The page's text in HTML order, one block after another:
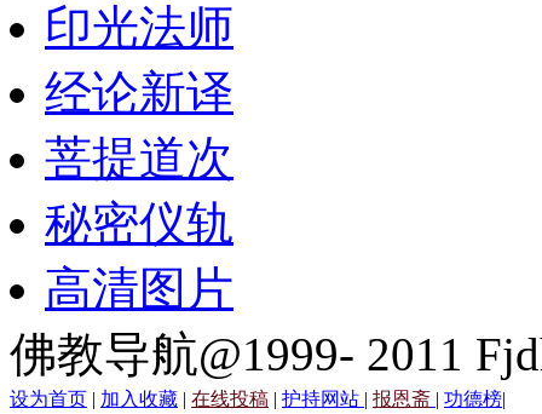
印光法师
经论新译
菩提道次
秘密仪轨
高清图片
佛教导航@1999- 2011
设为首页 | 加入收藏 | 在线投稿 | 护持网站 | 报恩斋 | 功德榜|